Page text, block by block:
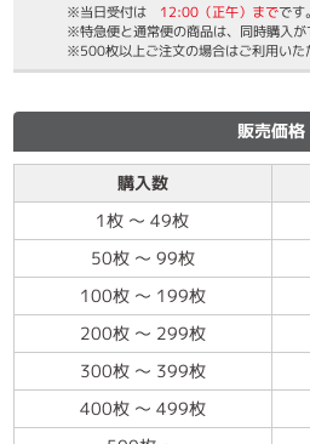
※当日受付は 12:00（正午）までです。
※特急便と通常便の商品は、同時購入が
※500枚以上ご注文の場合はご利用いた
販売価格
購入数
1枚 ～ 49枚
50枚 ～ 99枚
100枚 ～ 199枚
200枚 ～ 299枚
300枚 ～ 399枚
400枚 ～ 499枚